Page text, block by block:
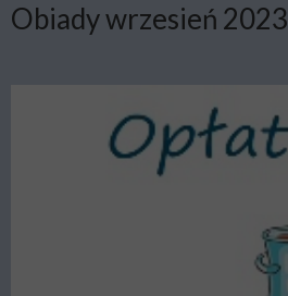
Obiady wrzesień 2023